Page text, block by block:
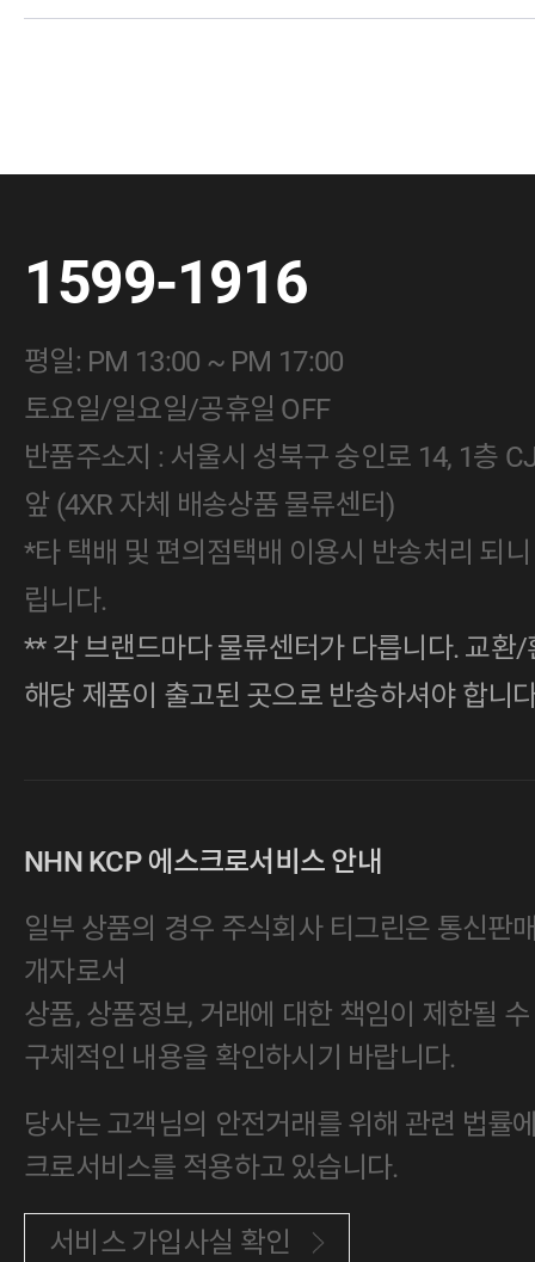
1599-1916
평일: PM 13:00 ~ PM 17:00
토요일/일요일/공휴일 OFF
반품주소지 : 서울시 성북구 숭인로 14, 1층
앞 (4XR 자체 배송상품 물류센터)
*타 택배 및 편의점택배 이용시 반송처리 되
립니다.
** 각 브랜드마다 물류센터가 다릅니다. 교환
해당 제품이 출고된 곳으로 반송하셔야 합니
NHN KCP 에스크로서비스 안내
일부 상품의 경우 주식회사 티그린은 통신판
개자로서
상품, 상품정보, 거래에 대한 책임이 제한될
구체적인 내용을 확인하시기 바랍니다.
당사는 고객님의 안전거래를 위해 관련 법률
크로서비스를 적용하고 있습니다.
서비스 가입사실 확인